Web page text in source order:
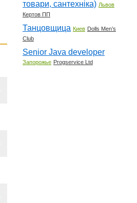
товари, сантехніка) Львов
Кертов ПП
Танцовщица Киев Dolls Men’s
Club
Senior Java developer
Запорожье Progservice Ltd